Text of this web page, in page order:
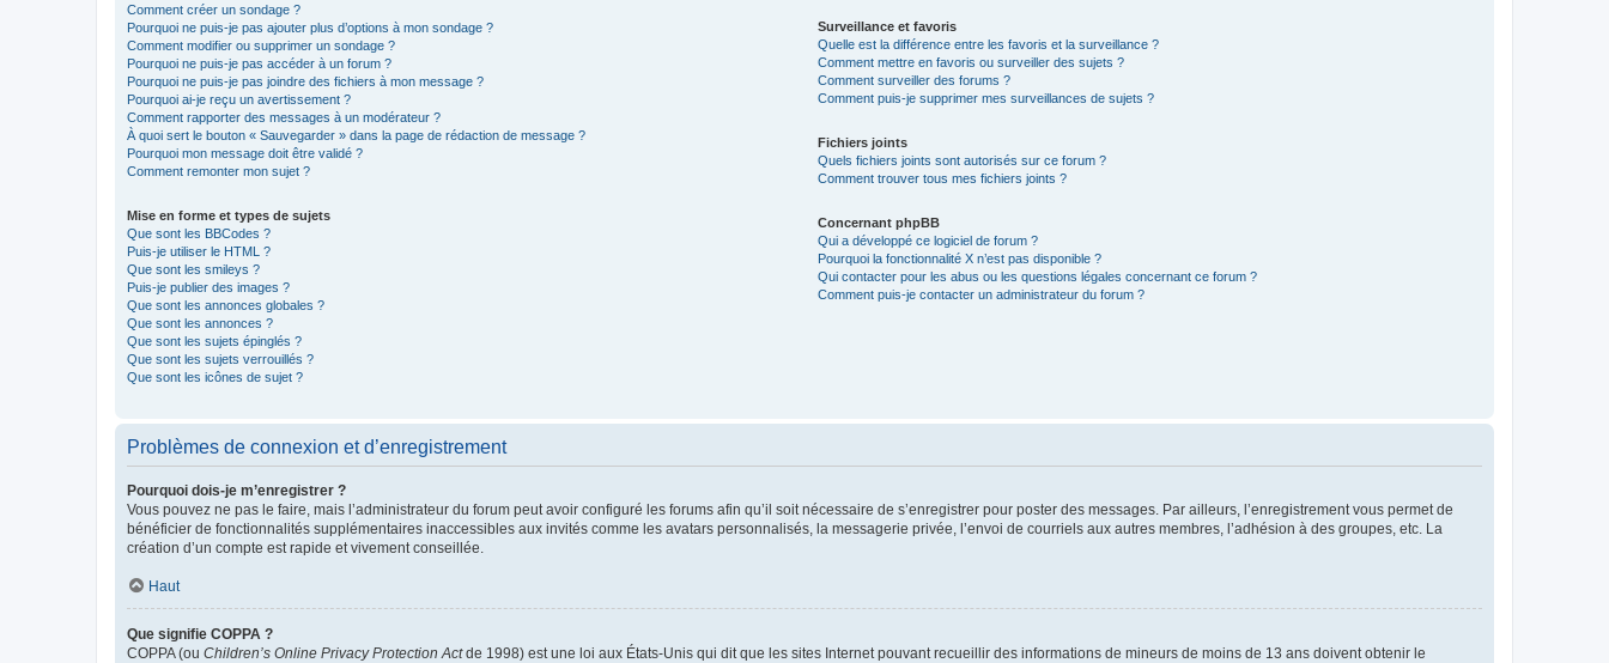
Comment créer un sondage ?
Pourquoi ne puis-je pas ajouter plus d’options à mon sondage ?
Comment modifier ou supprimer un sondage ?
Pourquoi ne puis-je pas accéder à un forum ?
Pourquoi ne puis-je pas joindre des fichiers à mon message ?
Pourquoi ai-je reçu un avertissement ?
Comment rapporter des messages à un modérateur ?
À quoi sert le bouton « Sauvegarder » dans la page de rédaction de message ?
Pourquoi mon message doit être validé ?
Comment remonter mon sujet ?
Mise en forme et types de sujets
Que sont les BBCodes ?
Puis-je utiliser le HTML ?
Que sont les smileys ?
Puis-je publier des images ?
Que sont les annonces globales ?
Que sont les annonces ?
Que sont les sujets épinglés ?
Que sont les sujets verrouillés ?
Que sont les icônes de sujet ?
Surveillance et favoris
Quelle est la différence entre les favoris et la surveillance ?
Comment mettre en favoris ou surveiller des sujets ?
Comment surveiller des forums ?
Comment puis-je supprimer mes surveillances de sujets ?
Fichiers joints
Quels fichiers joints sont autorisés sur ce forum ?
Comment trouver tous mes fichiers joints ?
Concernant phpBB
Qui a développé ce logiciel de forum ?
Pourquoi la fonctionnalité X n’est pas disponible ?
Qui contacter pour les abus ou les questions légales concernant ce forum ?
Comment puis-je contacter un administrateur du forum ?
Problèmes de connexion et d’enregistrement
Pourquoi dois-je m’enregistrer ?
Vous pouvez ne pas le faire, mais l’administrateur du forum peut avoir configuré les forums afin qu’il soit nécessaire de s’enregistrer pour poster des messages. Par ailleurs, l’enregistrement vous permet de
bénéficier de fonctionnalités supplémentaires inaccessibles aux invités comme les avatars personnalisés, la messagerie privée, l’envoi de courriels aux autres membres, l’adhésion à des groupes, etc. La
création d’un compte est rapide et vivement conseillée.
Haut
Que signifie COPPA ?
COPPA (ou Children’s Online Privacy Protection Actde 1998) est une loi aux États-Unis qui dit que les sites Internet pouvant recueillir des informations de mineurs de moins de 13 ans doivent obtenir le